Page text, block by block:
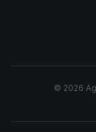
© 2026